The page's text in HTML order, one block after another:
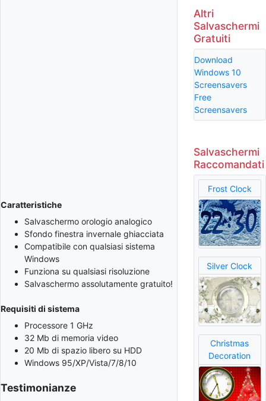
Caratteristiche
Salvaschermo orologio analogico
Sfondo finestra invernale ghiacciata
Compatibile con qualsiasi sistema
Windows
Funziona su qualsiasi risoluzione
Salvaschermo assolutamente gratuito!
Requisiti di sistema
Processore 1 GHz
32 Mb di memoria video
20 Mb di spazio libero su HDD
Windows 95/XP/Vista/7/8/10
Testimonianze
Altri
Salvaschermi
Gratuiti
Download
Windows 10
Screensavers
Free
Screensavers
Salvaschermi
Raccomandati
Frost Clock
Silver Clock
Christmas
Decoration